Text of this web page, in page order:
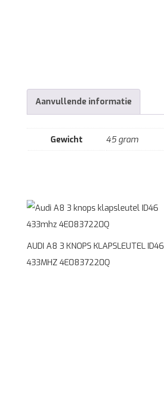
Aanvullende informatie
Gewicht 45 gram
AUDI A8 3 KNOPS KLAPSLEUTEL ID46
433MHZ 4E0837220Q